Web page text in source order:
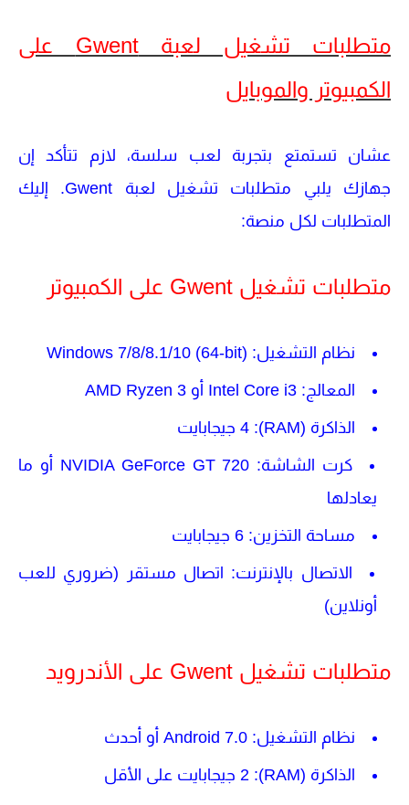
متطلبات تشغيل لعبة Gwent على
الكمبيوتر والموبايل
عشان تستمتع بتجربة لعب سلسة، لازم تتأكد إن
جهازك يلبي متطلبات تشغيل لعبة Gwent
. إليك
المتطلبات لكل منصة:
متطلبات تشغيل Gwent على الكمبيوتر
نظام التشغيل: Windows 7/8/8.1/10 (64-bit)
المعالج: Intel Core i3 أو AMD Ryzen 3
الذاكرة (RAM) : 4 جيجابايت
كرت الشاشة
: NVIDIA GeForce GT 720 أو ما
يعادلها
مساحة التخزين: 6 جيجابايت
الاتصال بالإنترنت: اتصال مستقر (ضروري للعب
أونلاين)
متطلبات تشغيل Gwent على الأندرويد
نظام التشغيل: Android 7.0 أو أحدث
الذاكرة (RAM) : 2 جيجابايت على الأقل